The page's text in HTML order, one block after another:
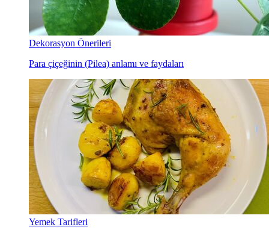
Dekorasyon Önerileri
Para çiçeğinin (Pilea) anlamı ve faydaları
Yemek Tarifleri